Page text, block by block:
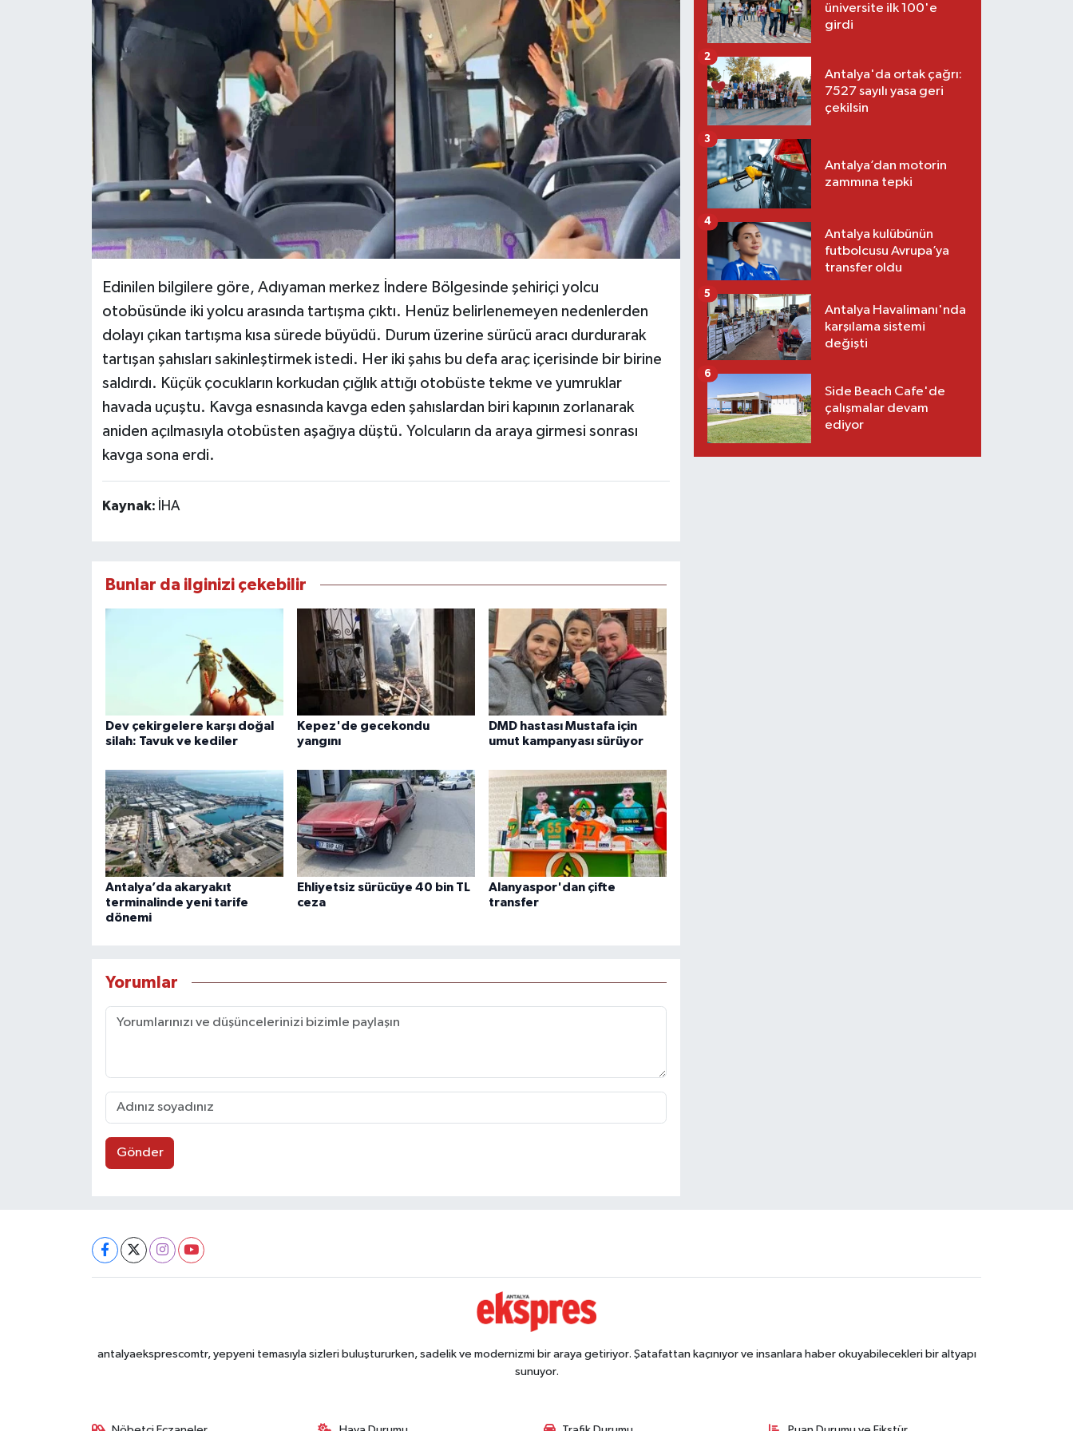
Edinilen bilgilere göre, Adıyaman merkez İndere Bölgesinde şehiriçi yolcu
otobüsünde iki yolcu arasında tartışma çıktı. Henüz belirlenemeyen nedenlerden
dolayı çıkan tartışma kısa sürede büyüdü. Durum üzerine sürücü aracı durdurarak
tartışan şahısları sakinleştirmek istedi. Her iki şahıs bu defa araç içerisinde bir birine
saldırdı. Küçük çocukların korkudan çığlık attığı otobüste tekme ve yumruklar
havada uçuştu. Kavga esnasında kavga eden şahıslardan biri kapının zorlanarak
aniden açılmasıyla otobüsten aşağıya düştü. Yolcuların da araya girmesi sonrası
kavga sona erdi.
Kaynak: İHA
Bunlar da ilginizi çekebilir
Dev çekirgelere karşı doğal
silah: Tavuk ve kediler
Kepez'de gecekondu
yangını
DMD hastası Mustafa için
umut kampanyası sürüyor
Antalya’da akaryakıt
terminalinde yeni tarife
dönemi
Ehliyetsiz sürücüye 40 bin TL
ceza
Alanyaspor'dan çifte
transfer
Yorumlar
Gönder
üniversite ilk 100'e
girdi
Antalya'da ortak çağrı:
7527 sayılı yasa geri
çekilsin
2
Antalya’dan motorin
zammına tepki
3
Antalya kulübünün
futbolcusu Avrupa’ya
transfer oldu
4
Antalya Havalimanı'nda
karşılama sistemi
değişti
5
Side Beach Cafe'de
çalışmalar devam
ediyor
6
antalyaeksprescomtr, yepyeni temasıyla sizleri buluştururken, sadelik ve modernizmi bir araya getiriyor. Şatafattan kaçınıyor ve insanlara haber okuyabilecekleri bir altyapı
sunuyor.
VİDEO HABERLER
YAZARLAR
MAGAZİN